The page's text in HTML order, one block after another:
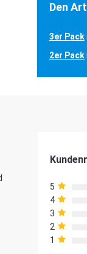
Den
3er Pack
2er Pack
5
4
3
2
1